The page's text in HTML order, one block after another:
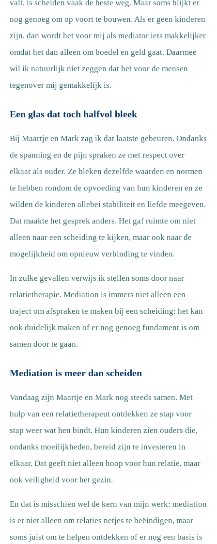
valt, is scheiden vaak de beste weg. Maar soms blijkt er
nog genoeg om op voort te bouwen. Als er geen kinderen
zijn, dan wordt het voor mij als mediator iets makkelijker
omdat het dan alleen om boedel en geld gaat. Daarmee
wil ik natuurlijk niet zeggen dat het voor de mensen
tegenover mij gemakkelijk is.
Een glas dat toch halfvol bleek
Bij Maartje en Mark zag ik dat laatste gebeuren. Ondanks
de spanning en de pijn spraken ze met respect over
elkaar als ouder. Ze bleken dezelfde waarden en normen
te hebben rondom de opvoeding van hun kinderen en ze
wilden de kinderen allebei stabiliteit en liefde meegeven.
Dat maakte het gesprek anders. Het gaf ruimte om niet
alleen naar een scheiding te kijken, maar ook naar de
mogelijkheid om opnieuw verbinding te vinden.
In zulke gevallen verwijs ik stellen soms door naar
relatietherapie. Mediation is immers niet alleen een
traject om afspraken te maken bij een scheiding; het kan
ook duidelijk maken of er nog genoeg fundament is om
samen door te gaan.
Mediation is meer dan scheiden
Vandaag zijn Maartje en Mark nog steeds samen. Met
hulp van een relatietherapeut ontdekken ze stap voor
stap weer wat hen bindt. Hun kinderen zien ouders die,
ondanks moeilijkheden, bereid zijn te investeren in
elkaar. Dat geeft niet alleen hoop voor hun relatie, maar
ook veiligheid voor het gezin.
En dat is misschien wel de kern van mijn werk: mediation
is er niet alleen om relaties netjes te beëindigen, maar
soms juist om te helpen ontdekken of er nog een basis is